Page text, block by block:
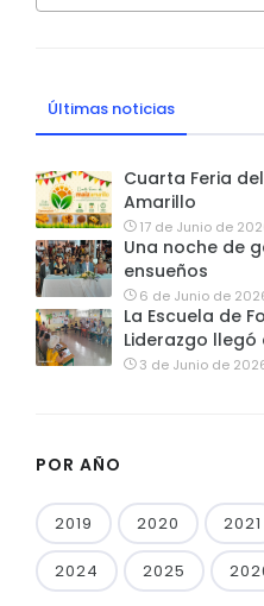
Últimas noticias
Cuarta Feria
Amarillo
17 de Junio de
Una noche de
ensueños
6 de Junio de
La Escuela de
Liderazgo llegó
3 de Junio de
POR AÑO
2019 2020 2021
2024 2025